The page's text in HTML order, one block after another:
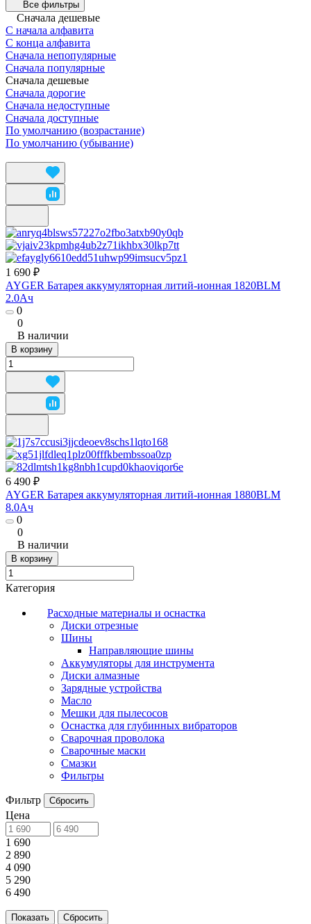
Все фильтры
Сначала дешевые
С начала алфавита
С конца алфавита
Сначала непопулярные
Сначала популярные
Сначала дешевые
Сначала дорогие
Сначала недоступные
Сначала доступные
По умолчанию (возрастание)
По умолчанию (убывание)
1 690 ₽
AYGER Батарея аккумуляторная литий-ионная 1820BLM
2.0Ач
0
0
В наличии
В корзину
6 490 ₽
AYGER Батарея аккумуляторная литий-ионная 1880BLM
8.0Ач
0
0
В наличии
В корзину
Категория
Расходные материалы и оснастка
Диски отрезные
Шины
Направляющие шины
Аккумуляторы для инструмента
Диски алмазные
Зарядные устройства
Масло
Мешки для пылесосов
Оснастка для глубинных вибраторов
Сварочная проволока
Сварочные маски
Смазки
Фильтры
Фильтр Сбросить
Цена
1 690
2 890
4 090
5 290
6 490
Сбросить